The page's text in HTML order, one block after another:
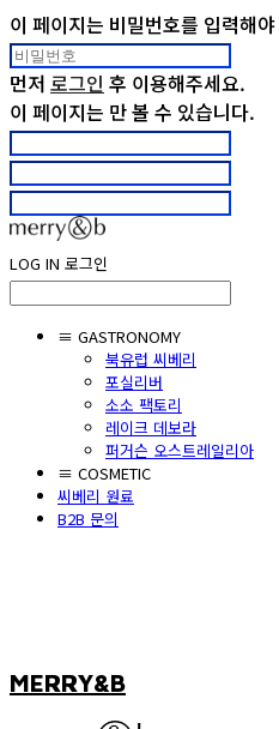
이 페이지는 비밀번호를 입력해
먼저 로그인 후 이용해주세요.
이 페이지는 만 볼 수 있습니다.
LOG IN 로그인
≡ GASTRONOMY
북유럽 씨베리
포실리버
소소 팩토리
레이크 데보라
퍼거슨 오스트레일리아
≡ COSMETIC
씨베리 원료
B2B 문의
MERRY&B